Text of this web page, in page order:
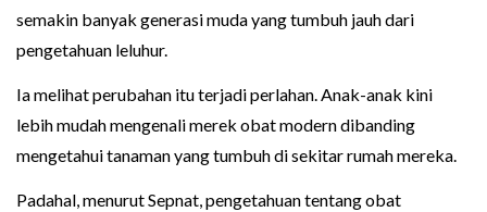
semakin banyak generasi muda yang tumbuh jauh dari
pengetahuan leluhur.
Ia melihat perubahan itu terjadi perlahan. Anak-anak kini
lebih mudah mengenali merek obat modern dibanding
mengetahui tanaman yang tumbuh di sekitar rumah mereka.
Padahal, menurut Sepnat, pengetahuan tentang obat